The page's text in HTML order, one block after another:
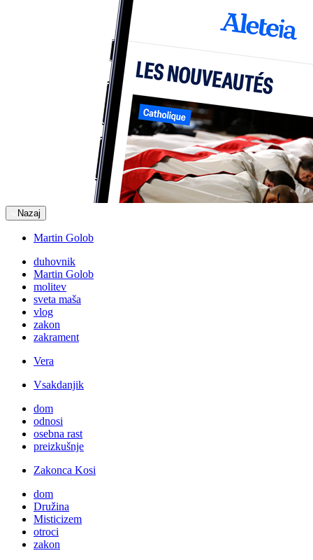
Nazaj
Martin Golob
duhovnik
Martin Golob
molitev
sveta maša
vlog
zakon
zakrament
Vera
Vsakdanjik
dom
odnosi
osebna rast
preizkušnje
Zakonca Kosi
dom
Družina
Misticizem
otroci
zakon